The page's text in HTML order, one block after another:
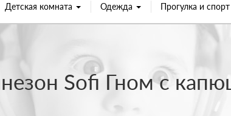
Детская комната Одежда Прогулка и спорт
Sofi Гном с